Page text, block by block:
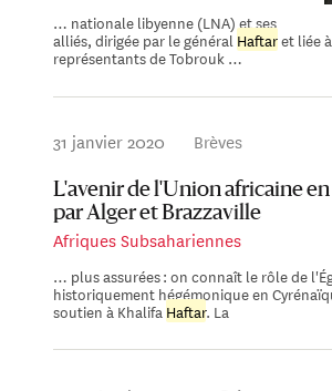
… nationale libyenne (LNA) et ses
alliés, dirigée par le généralHaftaret liée
représentants de Tobrouk …
31 janvier 2020 Brèves
L'avenir de l'Union africaine en
par Alger et Brazzaville
Afriques Subsahariennes
… plus assurées : on connaît le rôle de
historiquement hégémonique en
soutien à Khalifa Haftar. La